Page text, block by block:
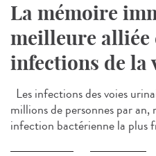
La mémoire
meilleure alliée
infections de la
Les infections des voies
millions de personnes par
infection bactérienne la plus